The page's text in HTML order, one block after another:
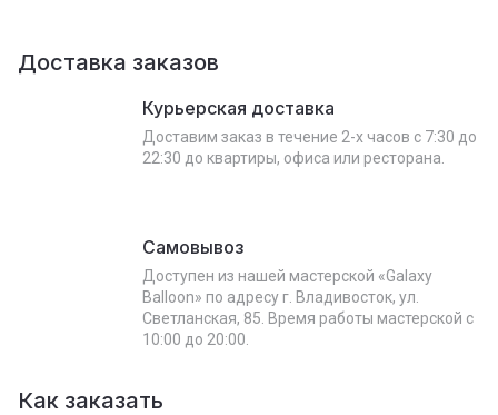
Доставка заказов
Курьерская доставка
Доставим заказ в течение 2-х часов с 7:30 до
22:30 до квартиры, офиса или ресторана.
Самовывоз
Доступен из нашей мастерской «Galaxy
Balloon» по адресу г. Владивосток, ул.
Светланская, 85. Время работы мастерской с
10:00 до 20:00.
Как заказать